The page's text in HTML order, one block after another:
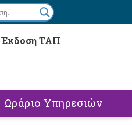
Έκδοση ΤΑΠ
Ωράριο Υπηρεσιών